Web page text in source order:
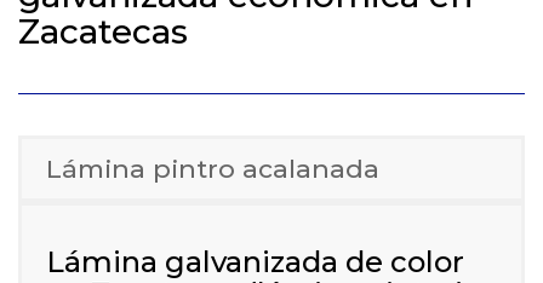
Zacatecas
Lámina pintro acalanada
Lámina galvanizada de color